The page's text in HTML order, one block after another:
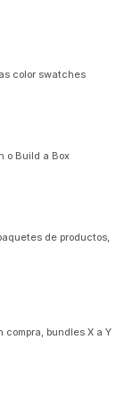
color swatches
o Build a Box
de productos,
bundles X a Y